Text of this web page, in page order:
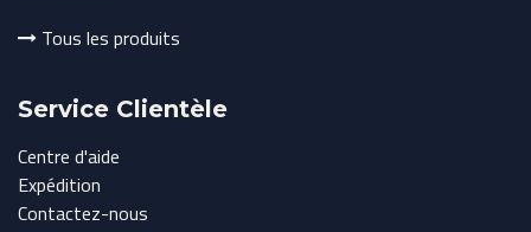
Tous les produits
Service Clientèle
Centre d'aide
Expédition
Contactez-nous